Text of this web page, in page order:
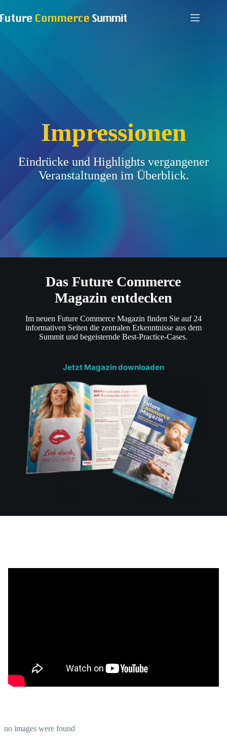
Inhalt
springen
Impressionen
Eindrücke und Highlights vergangener
Veranstaltungen im Überblick.
Das Future Commerce
Magazin entdecken
Im neuen Future Commerce Magazin finden Sie auf 24
informativen Seiten die zentralen Erkenntnisse aus dem
Summit und begeisternde Best-Practice-Cases.
Jetzt Magazin downloaden
no images were found